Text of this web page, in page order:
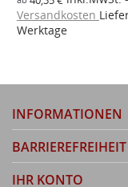
Versandkosten
Werktage
INFORMATIONEN
BARRIEREFREIHEIT
IHR KONTO